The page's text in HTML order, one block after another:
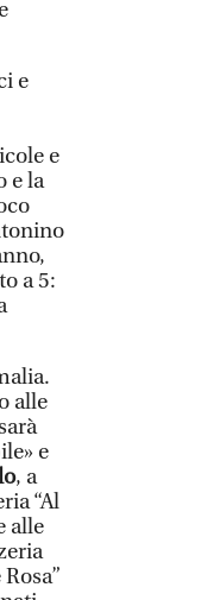
e
e
e la
a 5:
alle
e
, a
“Al
alle